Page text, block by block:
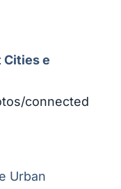
Cities e
connected
Urban